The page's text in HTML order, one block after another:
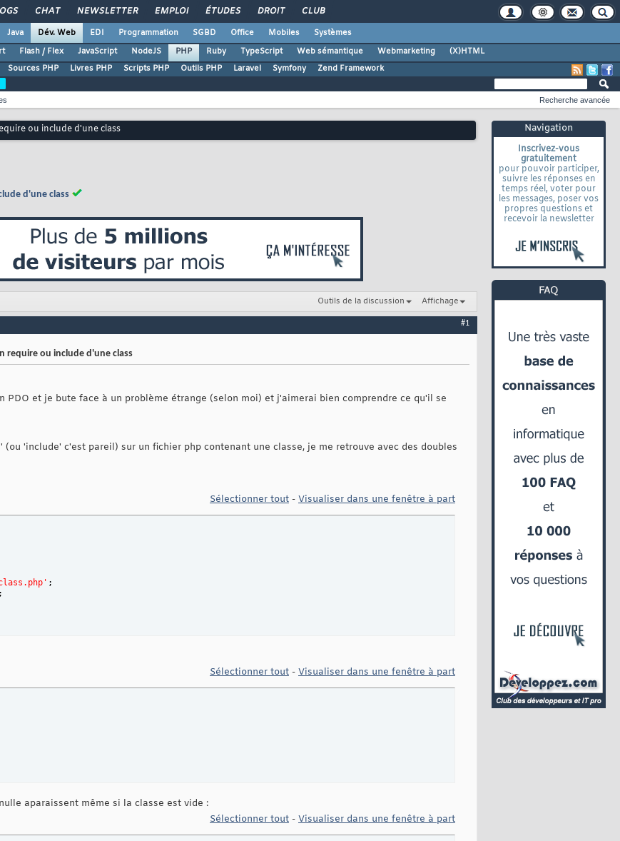
CHAT NEWSLETTER EMPLOI ÉTUDES DROIT CLUB
Java Dév. Web EDI Programmation SGBD Office Mobiles
Systèmes
Flash / Flex JavaScript NodeJS PHP Ruby TypeScript Web sémantique Webmarketing
(X)HTML
Sources PHP Livres PHP Scripts PHP Outils PHP Laravel Symfony Zend Framework
Navigation
Inscrivez-vous
gratuitement
pour pouvoir participer,
suivre les réponses en
temps réel, voter pour
les messages, poser vos
propres questions et
recevoir la newsletter
Recherche avancée
ou include d'une class
d'une class
Outils de la discussion Affichage
#1
require ou include d'une class
PDO et je bute face à un problème étrange (selon moi) et j'aimerai bien comprendre ce qu'il se
'include' c'est pareil) sur un fichier php contenant une classe, je me retrouve avec des doubles
Sélectionner tout - Visualiser dans une fenêtre à part
;
;
Sélectionner tout - Visualiser dans une fenêtre à part
aparaissent même si la classe est vide :
Sélectionner tout - Visualiser dans une fenêtre à part